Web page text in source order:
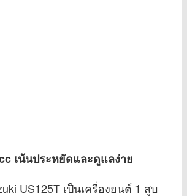
เน้นประหยัดและดูแลง่าย
US125T เป็นเครื่องยนต์ 1 สูบ